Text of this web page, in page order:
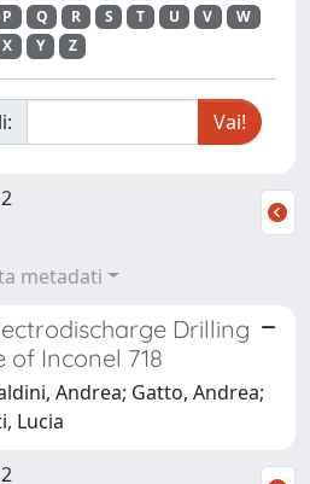
P Q R S T U V
W
X
Y Z
metadati
Drilling
of Inconel 718
Andrea; Gatto, Andrea;
Lucia